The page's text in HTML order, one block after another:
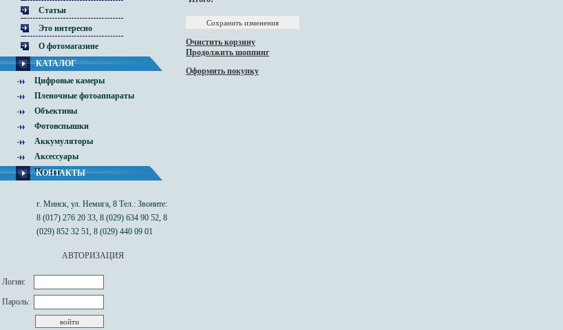
Статьи
Это интересно
О фотомагазине
КАТАЛОГ
Цифровые камеры
Пленочные фотоаппараты
Объективы
Фотовспышки
Аккумуляторы
Аксессуары
Чехлы
КОНТАКТЫ
г. Минск, ул. Немига, 8 Тел.: Звоните:
8 (017) 276 20 33, 8 (029) 634 90 52, 8
(029) 852 32 51, 8 (029) 440 09 01
АВТОРИЗАЦИЯ
Логин:
Пароль:
Очистить корзину
Продолжить шоппинг
Оформить покупку